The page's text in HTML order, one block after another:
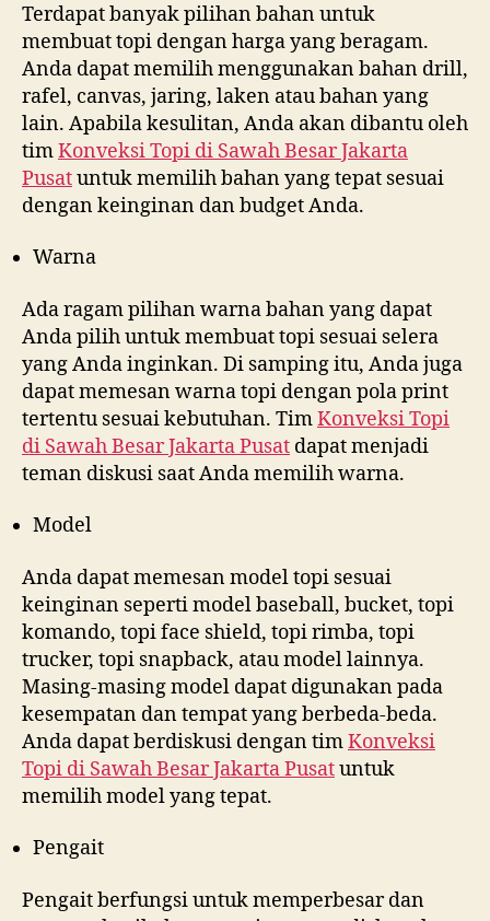
Terdapat banyak pilihan bahan untuk
membuat topi dengan harga yang beragam.
Anda dapat memilih menggunakan bahan drill,
rafel, canvas, jaring, laken atau bahan yang
lain. Apabila kesulitan, Anda akan dibantu oleh
timKonveksi Topi di Sawah Besar Jakarta
Pusatuntuk memilih bahan yang tepat sesuai
dengan keinginan dan budget Anda.
Warna
Ada ragam pilihan warna bahan yang dapat
Anda pilih untuk membuat topi sesuai selera
yang Anda inginkan. Di samping itu, Anda juga
dapat memesan warna topi dengan pola print
tertentu sesuai kebutuhan. TimKonveksi Topi
di Sawah Besar Jakarta Pusat dapat menjadi
teman diskusi saat Anda memilih warna.
Model
Anda dapat memesan model topi sesuai
keinginan seperti model baseball, bucket, topi
komando, topi face shield, topi rimba, topi
trucker, topi snapback, atau model lainnya.
Masing-masing model dapat digunakan pada
kesempatan dan tempat yang berbeda-beda.
Anda dapat berdiskusi dengan timKonveksi
Topi di Sawah Besar Jakarta Pusatuntuk
memilih model yang tepat.
Pengait
Pengait berfungsi untuk memperbesar dan